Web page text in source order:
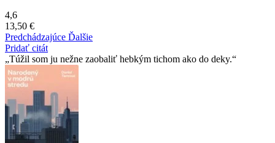
4,6
13,50 €
Predchádzajúce Ďalšie
Pridať citát
Túžil som ju nežne zaobaliť hebkým tichom ako do deky.